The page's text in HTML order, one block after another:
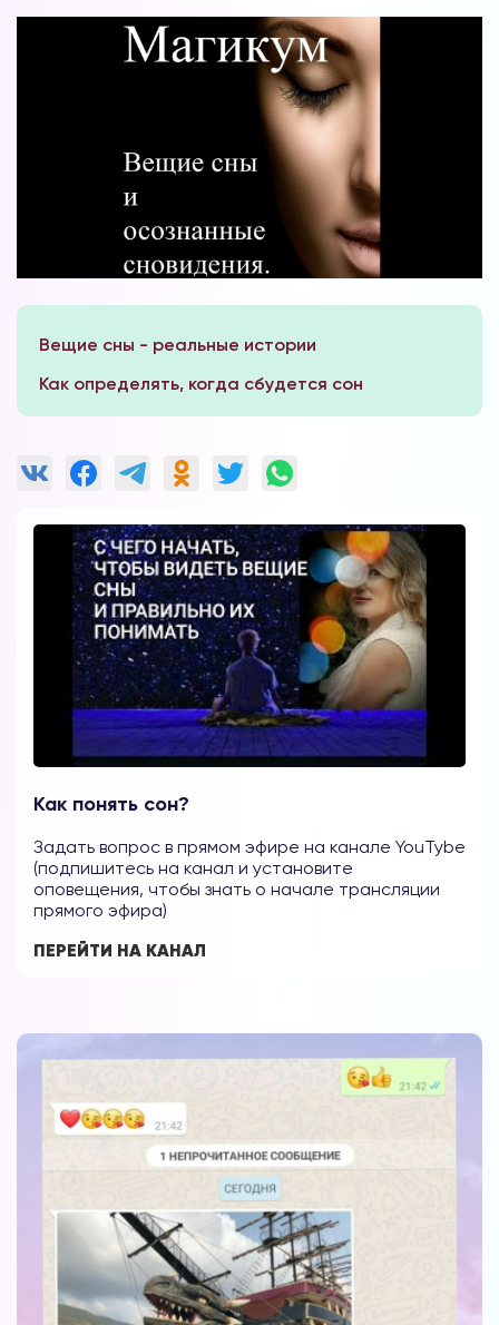
Вещие сны - реальные истории
Как определять, когда сбудется сон
Как понять сон?
Задать вопрос в прямом эфире на канале YouTybe
(подпишитесь на канал и установите
оповещения, чтобы знать о начале трансляции
прямого эфира)
ПЕРЕЙТИ НА КАНАЛ